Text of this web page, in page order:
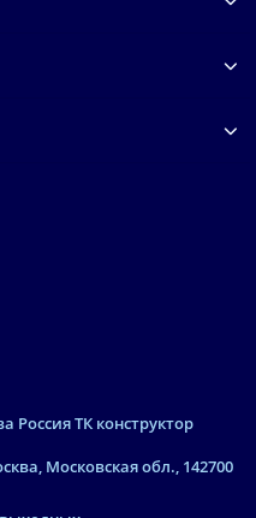
Россия ТК конструктор
Московская обл., 142700